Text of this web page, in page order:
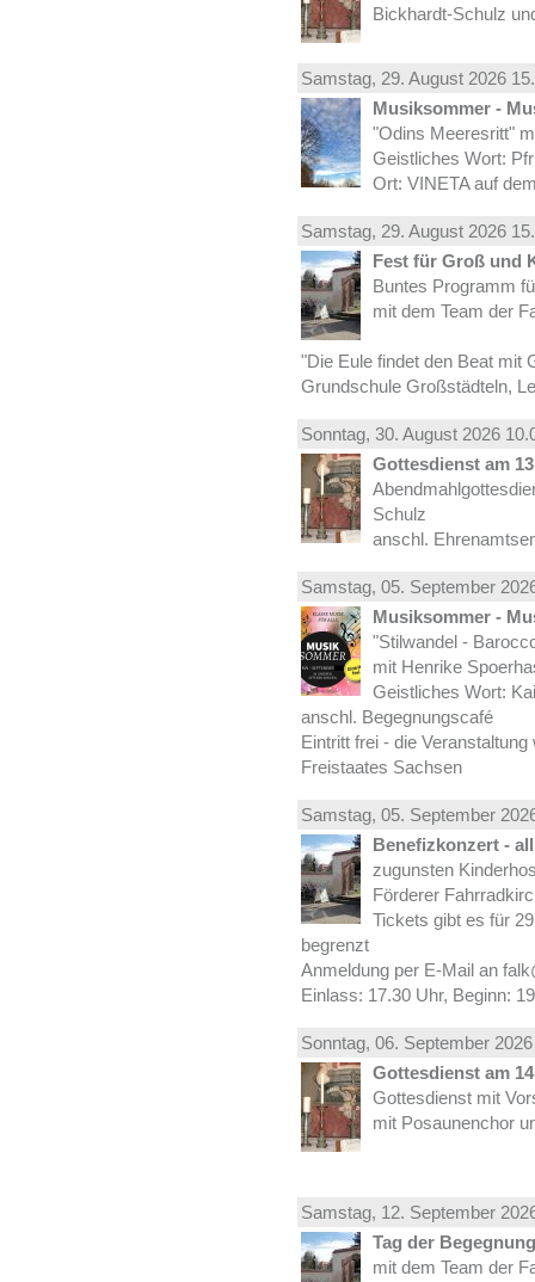
Bickhardt-Schulz
Samstag, 29. August 2026
Musiksommer -
"Odins Meeresritt"
Geistliches Wort:
Ort: VINETA auf
Samstag, 29. August 2026
Fest für Groß und
Buntes Programm
mit dem Team der
"Die Eule findet den Beat mit
Grundschule Großstädteln,
Sonntag, 30. August 2026
Gottesdienst am
Schulz
anschl.
Samstag, 05. September
Musiksommer -
"Stilwandel -
mit Henrike
Geistliches Wort:
anschl. Begegnungscafé
Eintritt frei - die
Freistaates Sachsen
Samstag, 05. September
Benefizkonzert -
zugunsten
Förderer
Tickets gibt es für
begrenzt
Anmeldung per E-Mail an
Einlass: 17.30 Uhr, Beginn:
Sonntag, 06. September
Gottesdienst am
Gottesdienst mit
mit Posaunenchor
Samstag, 12. September
Tag der
mit dem Team der